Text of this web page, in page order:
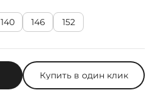
140 146 152
Купить в один клик